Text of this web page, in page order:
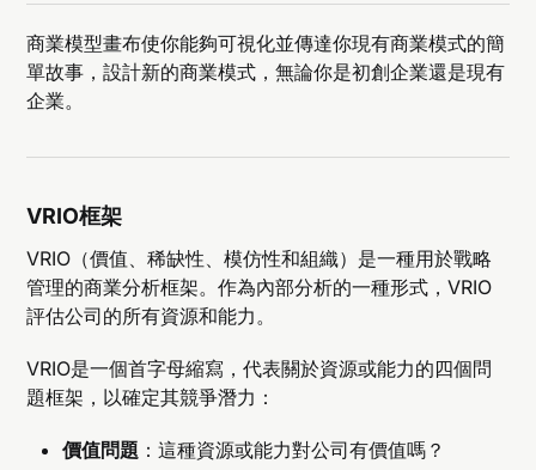
商業模型畫布使你能夠可視化並傳達你現有商業模式的簡
單故事，設計新的商業模式，無論你是初創企業還是現有
企業。
VRIO框架
VRIO（價值、稀缺性、模仿性和組織）是一種用於戰略
管理的商業分析框架。作為內部分析的一種形式，VRIO
評估公司的所有資源和能力。
VRIO是一個首字母縮寫，代表關於資源或能力的四個問
題框架，以確定其競爭潛力：
價值問題 ：這種資源或能力對公司有價值嗎？